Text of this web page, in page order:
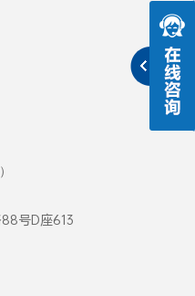
号D座613